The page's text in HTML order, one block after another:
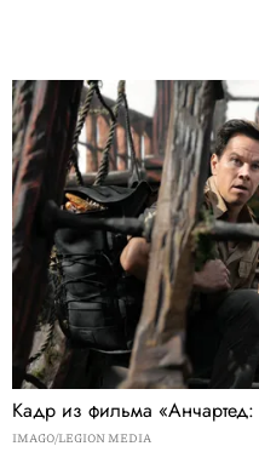
Кадр из фильма «Анчартед:
IMAGO/LEGION MEDIA